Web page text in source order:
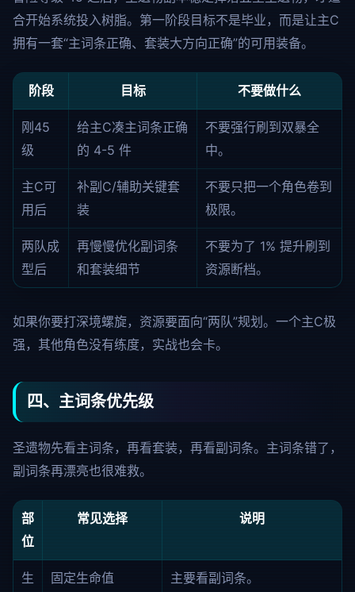
合开始系统投入树脂。第一阶段目标不是毕业，而是让主C
拥有一套“主词条正确、套装大方向正确”的可用装备。
阶段 目标 不要做什么
刚45
级
给主C凑主词条正确
的 4-5 件
不要强行刷到双暴全
中。
主C可
用后
补副C/辅助关键套
装
不要只把一个角色卷到
极限。
两队成
型后
再慢慢优化副词条
和套装细节
不要为了 1% 提升刷到
资源断档。
如果你要打深境螺旋，资源要面向“两队”规划。一个主C极
强，其他角色没有练度，实战也会卡。
四、主词条优先级
圣遗物先看主词条，再看套装，再看副词条。主词条错了，
副词条再漂亮也很难救。
部
位
常见选择 说明
生
固定生命值 主要看副词条。